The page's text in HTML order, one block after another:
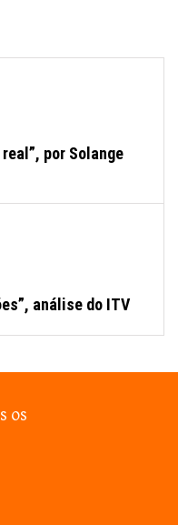
por Solange
análise do ITV
os